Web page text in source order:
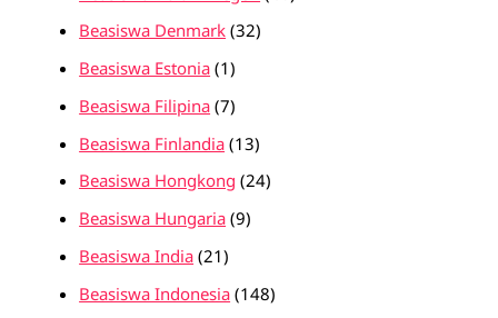
Beasiswa Denmark (32)
Beasiswa Estonia (1)
Beasiswa Filipina (7)
Beasiswa Finlandia (13)
Beasiswa Hongkong (24)
Beasiswa Hungaria (9)
Beasiswa India (21)
Beasiswa Indonesia (148)